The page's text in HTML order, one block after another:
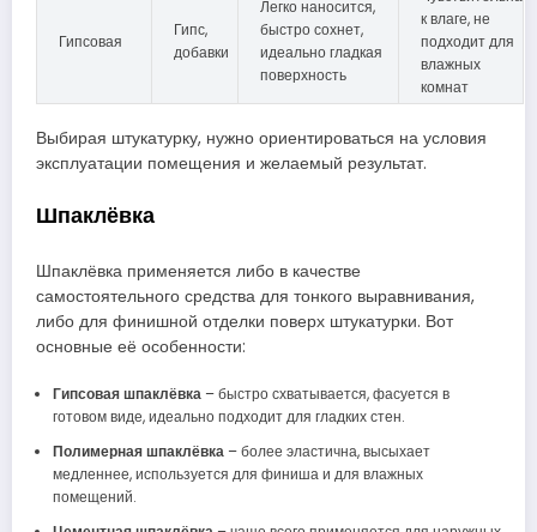
Гипсовая
Гипс,
добавки
Легко наносится,
быстро сохнет,
идеально гладкая
поверхность
к влаге, не
подходит для
влажных
комнат
Выбирая штукатурку, нужно ориентироваться на условия
эксплуатации помещения и желаемый результат.
Шпаклёвка
Шпаклёвка применяется либо в качестве
самостоятельного средства для тонкого выравнивания,
либо для финишной отделки поверх штукатурки. Вот
основные её особенности:
Гипсовая шпаклёвка– быстро схватывается, фасуется в
готовом виде, идеально подходит для гладких стен.
Полимерная шпаклёвка– более эластична, высыхает
медленнее, используется для финиша и для влажных
помещений.